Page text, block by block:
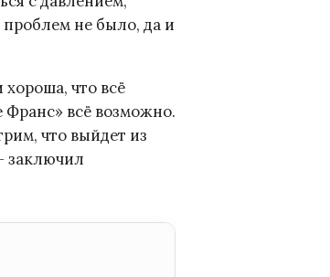
проблем не было, да и
хороша, что всё
всё возможно.
что выйдет из
заключил